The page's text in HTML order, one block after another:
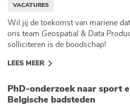
VACATURES
Wil jij de toekomst van mariene
ons team Geospatial & Data
solliciteren is de boodschap!
LEES MEER
PhD-onderzoek naar sport
Belgische badsteden